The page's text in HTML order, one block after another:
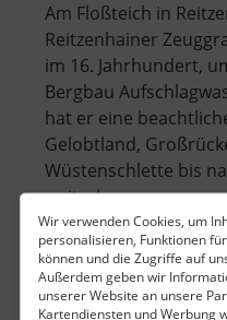
Wir verwenden Cookies, um
personalisieren, Funktionen
können und die Zugriffe auf
Außerdem geben wir
unserer Website an unsere
Kartendiensten und Werbung
Am Floßteich in
Reitzenhainer
im 16. Jahrhundert,
Bergbau
hat er eine
Gelobtland,
Wüstenschlette bis
weiterlesenüber
Loučná